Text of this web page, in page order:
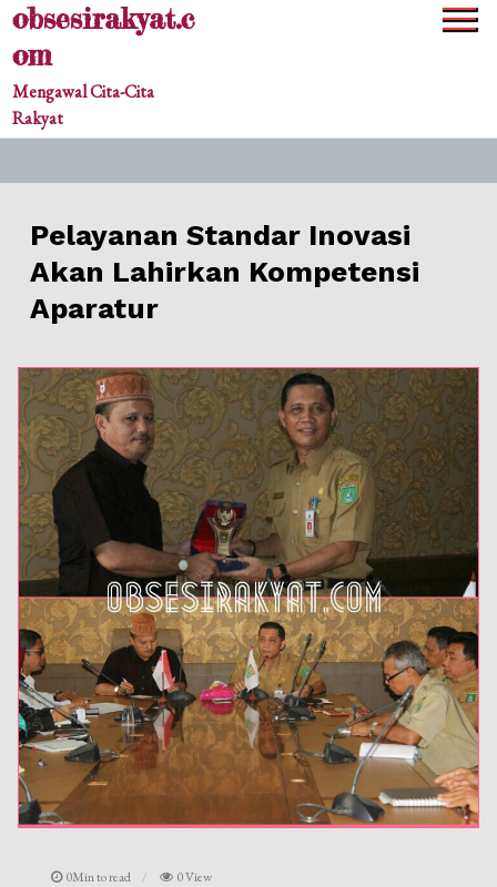
Skipobsesirakyat.c
om
Mengawal Cita-Cita
Rakyat
Pelayanan Standar Inovasi
Akan Lahirkan Kompetensi
Aparatur
0Min to read 0 View